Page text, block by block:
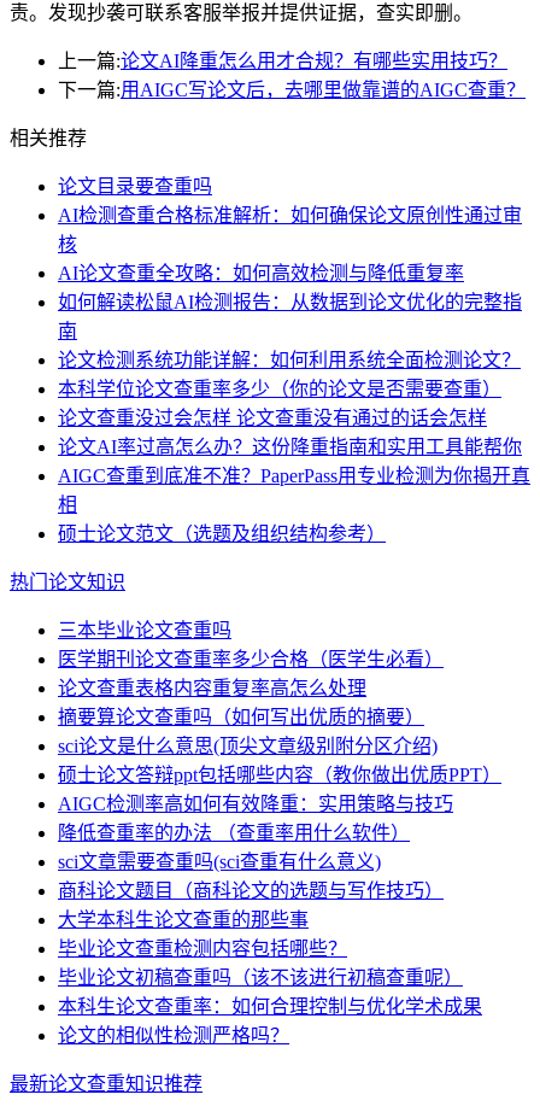
责。发现抄袭可联系客服举报并提供证据，查实即删。
上一篇:论文AI降重怎么用才合规？有哪些实用技巧？
下一篇:用AIGC写论文后，去哪里做靠谱的AIGC查重？
相关推荐
论文目录要查重吗
AI检测查重合格标准解析：如何确保论文原创性通过审
核
AI论文查重全攻略：如何高效检测与降低重复率
如何解读松鼠AI检测报告：从数据到论文优化的完整指
南
论文检测系统功能详解：如何利用系统全面检测论文？
本科学位论文查重率多少（你的论文是否需要查重）
论文查重没过会怎样 论文查重没有通过的话会怎样
论文AI率过高怎么办？这份降重指南和实用工具能帮你
AIGC查重到底准不准？PaperPass用专业检测为你揭开真
相
硕士论文范文（选题及组织结构参考）
热门论文知识
三本毕业论文查重吗
医学期刊论文查重率多少合格（医学生必看）
论文查重表格内容重复率高怎么处理
摘要算论文查重吗（如何写出优质的摘要）
sci论文是什么意思(顶尖文章级别附分区介绍)
硕士论文答辩ppt包括哪些内容（教你做出优质PPT）
AIGC检测率高如何有效降重：实用策略与技巧
降低查重率的办法 （查重率用什么软件）
sci文章需要查重吗(sci查重有什么意义)
商科论文题目（商科论文的选题与写作技巧）
大学本科生论文查重的那些事
毕业论文查重检测内容包括哪些？
毕业论文初稿查重吗（该不该进行初稿查重呢）
本科生论文查重率：如何合理控制与优化学术成果
论文的相似性检测严格吗？
最新论文查重知识推荐